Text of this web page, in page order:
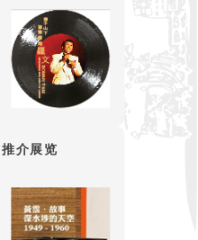
推介展览